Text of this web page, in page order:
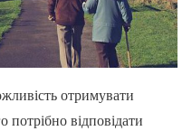
отримувати
потрібно відповідати